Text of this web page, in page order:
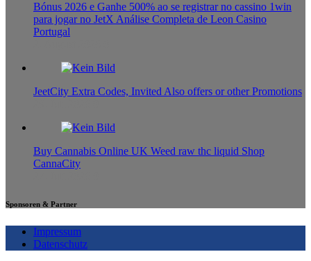
Bónus 2026 e Ganhe 500% ao se registrar no cassino 1win
para jogar no JetX Análise Completa de Leon Casino
Portugal
JeetCity Extra Codes, Invited Also offers or other Promotions
Buy Cannabis Online UK Weed raw thc liquid Shop
CannaCity
Sponsoren & Partner
Impressum
Datenschutz